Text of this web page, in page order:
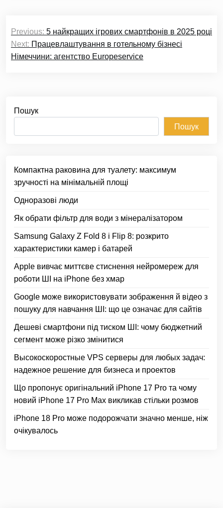
Навігація
записів
Previous: 5 найкращих ігрових смартфонів в 2025 році
Next: Працевлаштування в готельному бізнесі
Німеччини: агентство Еuropeservice
Пошук
Пошук
Компактна раковина для туалету: максимум
зручності на мінімальній площі
Одноразові люди
Як обрати фільтр для води з мінералізатором
Samsung Galaxy Z Fold 8 і Flip 8: розкрито
характеристики камер і батарей
Apple вивчає миттєве стиснення нейромереж для
роботи ШІ на iPhone без хмар
Google може використовувати зображення й відео з
пошуку для навчання ШІ: що це означає для сайтів
Дешеві смартфони під тиском ШІ: чому бюджетний
сегмент може різко змінитися
Высокоскоростные VPS серверы для любых задач:
надежное решение для бизнеса и проектов
Що пропонує оригінальний iPhone 17 Pro та чому
новий iPhone 17 Pro Max викликав стільки розмов
iPhone 18 Pro може подорожчати значно менше, ніж
очікувалось